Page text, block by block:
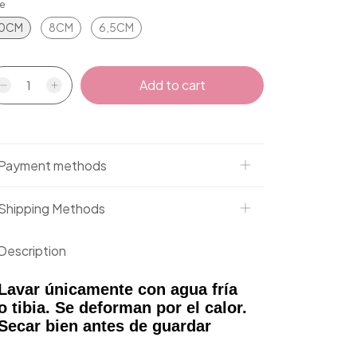
8CM 6,5CM
methods
Methods
únicamente con agua fría
tibia. Se deforman por el calor.
bien antes de guardar